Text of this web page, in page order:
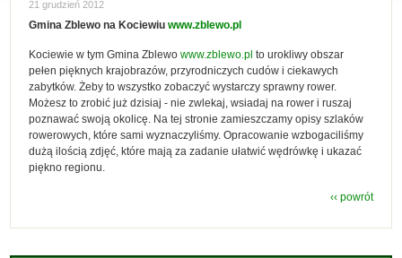
21 grudzień 2012
Gmina Zblewo na Kociewiuwww.zblewo.pl
Kociewie w tym Gmina Zblewowww.zblewo.pl to urokliwy obszar
pełen pięknych krajobrazów, przyrodniczych cudów i ciekawych
zabytków. Żeby to wszystko zobaczyć wystarczy sprawny rower.
Możesz to zrobić już dzisiaj - nie zwlekaj, wsiadaj na rower i ruszaj
poznawać swoją okolicę. Na tej stronie zamieszczamy opisy szlaków
rowerowych, które sami wyznaczyliśmy. Opracowanie wzbogaciliśmy
dużą ilością zdjęć, które mają za zadanie ułatwić wędrówkę i ukazać
piękno regionu.
‹‹ powrót